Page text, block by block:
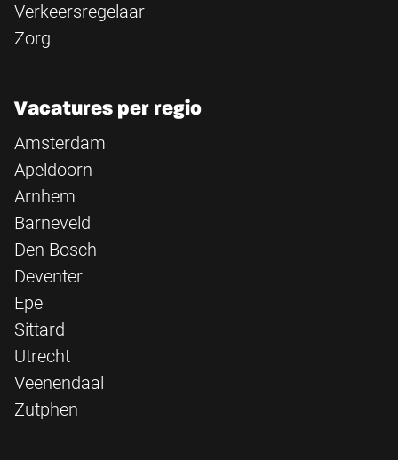
Verkeersregelaar
Zorg
Vacatures per regio
Amsterdam
Apeldoorn
Arnhem
Barneveld
Den Bosch
Deventer
Epe
Sittard
Utrecht
Veenendaal
Zutphen